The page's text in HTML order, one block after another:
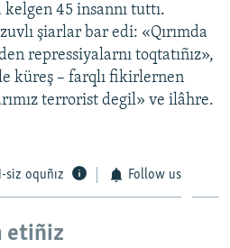
45 insannı tuttı.
şiarlar bar edi: «Qırımda
repressiyalarnı toqtatıñız»,
küreş – farqlı fikirlernen
terrorist degil» ve ilâhre.
siz oquñız Follow us
etiñiz